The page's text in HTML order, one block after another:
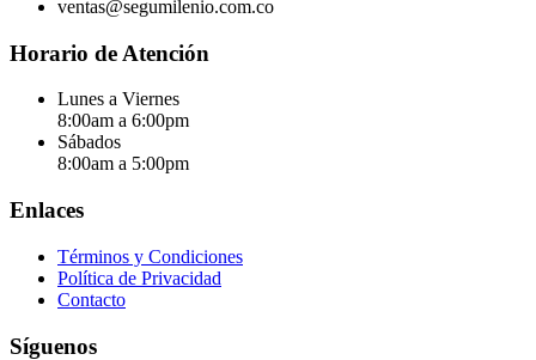
ventas@segumilenio.com.co
Horario de Atención
Lunes a Viernes
8:00am a 6:00pm
Sábados
8:00am a 5:00pm
Enlaces
Términos y Condiciones
Política de Privacidad
Contacto
Síguenos